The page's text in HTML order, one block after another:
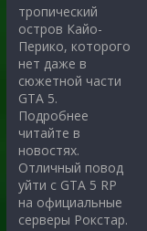
тропический
остров Кайо-
Перико, которого
нет даже в
сюжетной части
GTA 5.
Подробнее
читайте в
новостях.
Отличный повод
уйти с GTA 5 RP
на официальные
серверы Рокстар.